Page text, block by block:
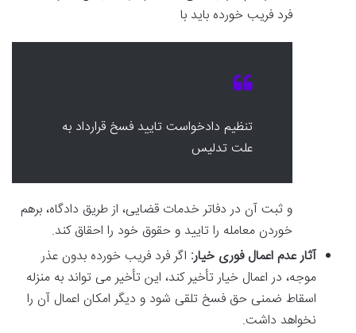
فرد فریب خورده باید با
تنظیم دادخواست تایید فسخ قرارداد به
علت تدلیس
و ثبت آن در دفاتر خدمات قضایی، از طریق دادگاه، برهم
خوردن معامله را تایید و حقوق خود را احقاق کند.
آثار عدم اعمال فوری خیار: اگر فرد فریب خورده بدون عذر
موجه، در اعمال خیار تأخیر کند، این تأخیر می تواند به منزله
اسقاط ضمنی حق فسخ تلقی شود و دیگر امکان اعمال آن را
نخواهد داشت.